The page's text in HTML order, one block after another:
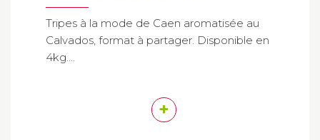
Tripes à la mode de Caen aromatisée au
Calvados, format à partager. Disponible en
4kg....
+